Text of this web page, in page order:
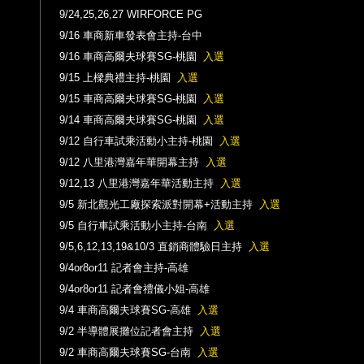
9/24,25,26,27 WIRFORCE PG
9/16 車商新車發表會主持-台中
9/16 車商高爾夫球賽SG-桃園
入選
9/15 上樑典禮主持-桃園
入選
9/15 車商高爾夫球賽SG-桃園
入選
9/14 車商高爾夫球賽SG-桃園
入選
9/12 自行車試乘活動小主持-桃園
入選
9/12 八里港灣嘉年華開幕主持
入選
9/12,13 八里港灣嘉年華活動主持
入選
9/5 新北觀光工廠探索派對開幕+活動主持
入選
9/5 自行車試乘活動小主持-台南
入選
9/5,6,12,13,19&10/3 直銷商體驗日主持
入選
9/4or8or11 記者會主持-高雄
9/4or8or11 記者會禮儀小姐-高雄
9/4 車商高爾夫球賽SG-高雄
入選
9/2 半導體展攤位記者會主持
入選
9/2 車商高爾夫球賽SG-台南
入選